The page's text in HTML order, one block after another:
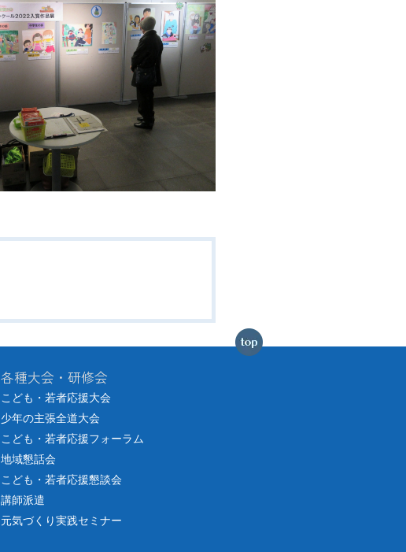
各種大会・研修会
こども・若者応援大会
少年の主張全道大会
こども・若者応援フォーラム
地域懇話会
こども・若者応援懇談会
講師派遣
元気づくり実践セミナー